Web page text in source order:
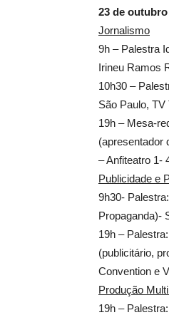
23 de outubro
Jornalismo
9h – Palestra
Irineu Ramos
10h30 –
São Paulo,
19h – Mesa-
(apresentador
– Anfiteatro 1-
Publicidade e
9h30-
Propaganda)-
19h –
(publicitário,
Convention e
Produção
19h –